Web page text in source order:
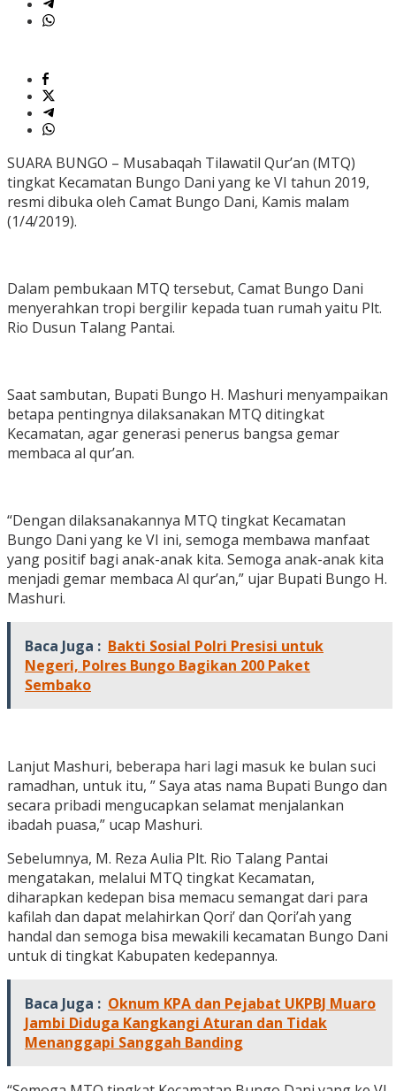
SUARA BUNGO – Musabaqah Tilawatil Qur’an (MTQ)
tingkat Kecamatan Bungo Dani yang ke VI tahun 2019,
resmi dibuka oleh Camat Bungo Dani, Kamis malam
(1/4/2019).
Dalam pembukaan MTQ tersebut, Camat Bungo Dani
menyerahkan tropi bergilir kepada tuan rumah yaitu Plt.
Rio Dusun Talang Pantai.
Saat sambutan, Bupati Bungo H. Mashuri menyampaikan
betapa pentingnya dilaksanakan MTQ ditingkat
Kecamatan, agar generasi penerus bangsa gemar
membaca al qur’an.
“Dengan dilaksanakannya MTQ tingkat Kecamatan
Bungo Dani yang ke VI ini, semoga membawa manfaat
yang positif bagi anak-anak kita. Semoga anak-anak kita
menjadi gemar membaca Al qur’an,” ujar Bupati Bungo H.
Mashuri.
Baca Juga : Bakti Sosial Polri Presisi untuk
Negeri, Polres Bungo Bagikan 200 Paket
Sembako
Lanjut Mashuri, beberapa hari lagi masuk ke bulan suci
ramadhan, untuk itu, ” Saya atas nama Bupati Bungo dan
secara pribadi mengucapkan selamat menjalankan
ibadah puasa,” ucap Mashuri.
Sebelumnya, M. Reza Aulia Plt. Rio Talang Pantai
mengatakan, melalui MTQ tingkat Kecamatan,
diharapkan kedepan bisa memacu semangat dari para
kafilah dan dapat melahirkan Qori’ dan Qori’ah yang
handal dan semoga bisa mewakili kecamatan Bungo Dani
untuk di tingkat Kabupaten kedepannya.
Baca Juga : Oknum KPA dan Pejabat UKPBJ Muaro
Jambi Diduga Kangkangi Aturan dan Tidak
Menanggapi Sanggah Banding